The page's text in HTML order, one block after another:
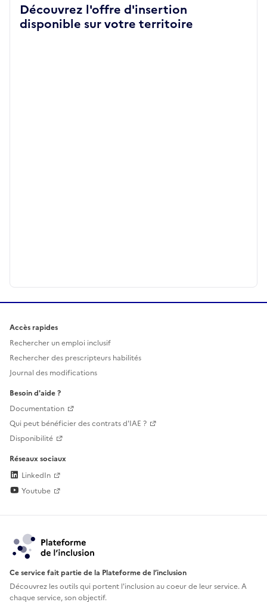
Découvrez l'offre d'insertion
disponible sur votre territoire
Accès rapides
Rechercher un emploi inclusif
Rechercher des prescripteurs habilités
Journal des modifications
Besoin d'aide ?
Documentation
Qui peut bénéficier des contrats d'IAE ?
Disponibilité
Réseaux sociaux
LinkedIn
Youtube
Ce service fait partie de la Plateforme de l’inclusion
Découvrez les outils qui portent l'inclusion aucoeur de leur service. A
chaque service, son objectif.